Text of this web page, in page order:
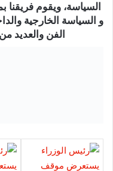
السياسة، ويقوم فريقنا
و السياسة الخارجية
الفن والعديد